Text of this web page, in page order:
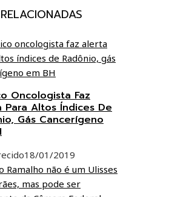
Oncologista Faz
Para Altos Índices De
Gás Cancerígeno
18/01/2019